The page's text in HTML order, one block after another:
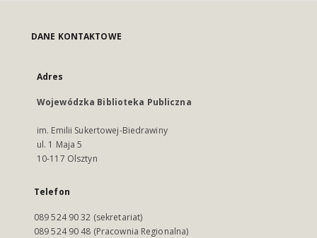
DANE KONTAKTOWE
Adres
Wojewódzka Biblioteka Publiczna
im. Emilii Sukertowej-Biedrawiny
ul. 1 Maja 5
10-117 Olsztyn
Telefon
089 524 90 32 (sekretariat)
089 524 90 48 (Pracownia Regionalna)